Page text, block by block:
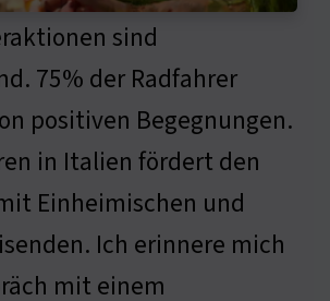
sind
75% der Radfahrer
positiven Begegnungen.
in Italien fördert den
Einheimischen und
Ich erinnere mich
mit einem